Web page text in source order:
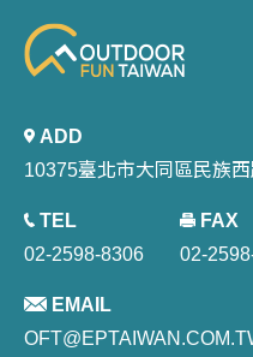
ADD
10375臺北市大同區民族
TEL
02-2598-8306
FAX
02-
EMAIL